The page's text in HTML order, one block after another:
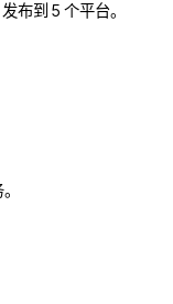
布到 5 个平台。